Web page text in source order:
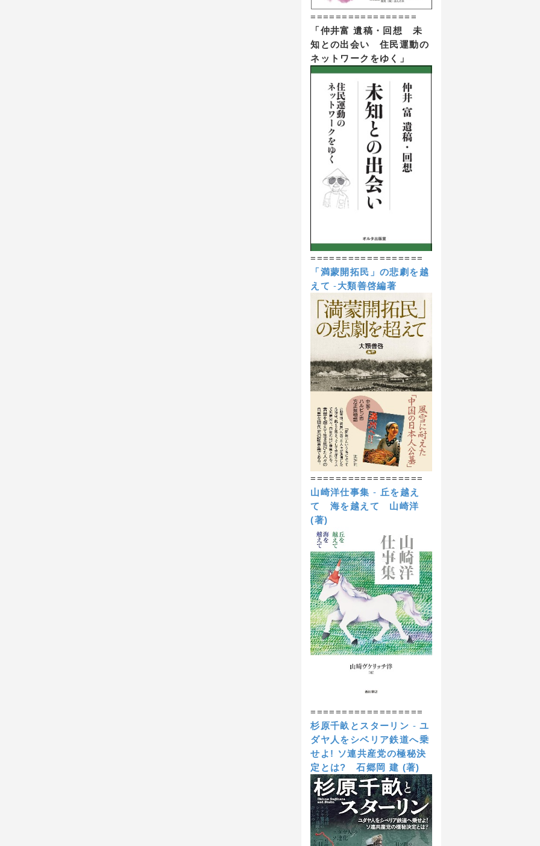
=================
「仲井富 遺稿・回想 未
知との出会い 住民運動の
ネットワークをゆく」
==================
「満蒙開拓民」の悲劇を越
えて -大類善啓編著
==================
山崎洋仕事集 - 丘を越え
て 海を越えて
山崎洋
(著)
==================
杉原千畝とスターリン -ユ
ダヤ人をシベリア鉄道へ乗
せよ! ソ連共産党の極秘決
定とは?
石郷岡 建 (著)